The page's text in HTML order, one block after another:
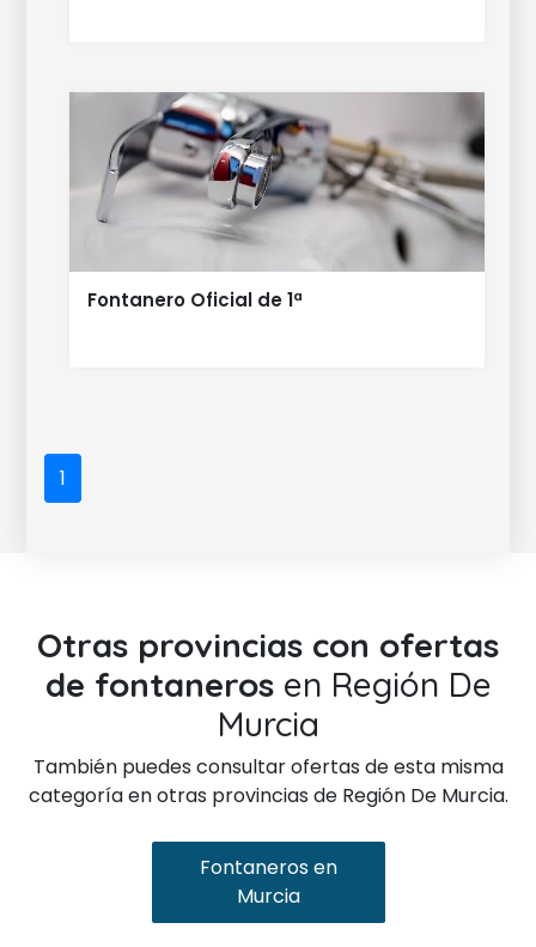
Fontanero Oficial de 1ª
1
Otras provincias con ofertas
de fontaneros en Región De
Murcia
También puedes consultar ofertas de esta misma
categoría en otras provincias de Región De Murcia.
Fontaneros en
Murcia